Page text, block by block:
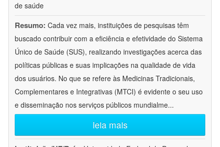
de saúde
Resumo: Cada vez mais, instituições de pesquisas têm
buscado contribuir com a eficiência e efetividade do Sistema
Único de Saúde (SUS), realizando investigações acerca das
políticas públicas e suas implicações na qualidade de vida
dos usuários. No que se refere às Medicinas Tradicionais,
Complementares e Integrativas (MTCI) é evidente o seu uso
e disseminação nos serviços públicos mundialme...
leia mais